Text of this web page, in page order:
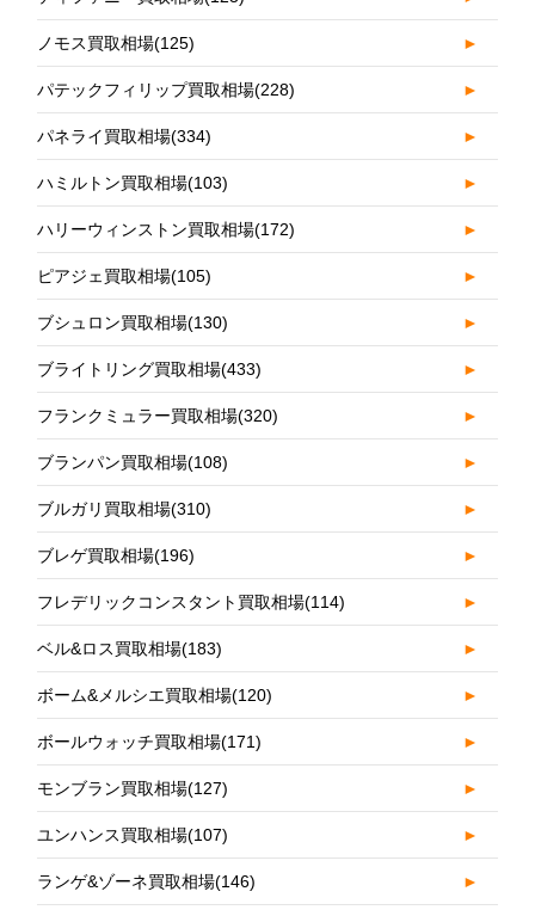
ノモス買取相場(125) ►
パテックフィリップ買取相場(228) ►
パネライ買取相場(334) ►
ハミルトン買取相場(103) ►
ハリーウィンストン買取相場(172) ►
ピアジェ買取相場(105) ►
ブシュロン買取相場(130) ►
ブライトリング買取相場(433) ►
フランクミュラー買取相場(320) ►
ブランパン買取相場(108) ►
ブルガリ買取相場(310) ►
ブレゲ買取相場(196) ►
フレデリックコンスタント買取相場(114) ►
ベル&ロス買取相場(183) ►
ボーム&メルシエ買取相場(120) ►
ボールウォッチ買取相場(171) ►
モンブラン買取相場(127) ►
ユンハンス買取相場(107) ►
ランゲ&ゾーネ買取相場(146) ►